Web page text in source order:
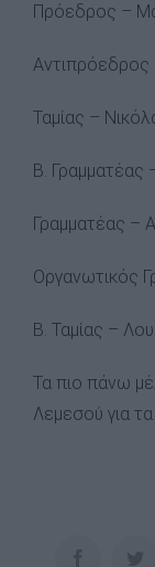
Πρόεδρος –
Ταμίας –
Β. Γραμματέας
Γραμματέας –
Οργανωτικός
Β. Ταμίας –
Τα πιο πάνω
Λεμεσού για